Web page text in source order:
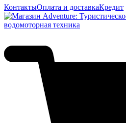
КонтактыОплата и доставкаКредит